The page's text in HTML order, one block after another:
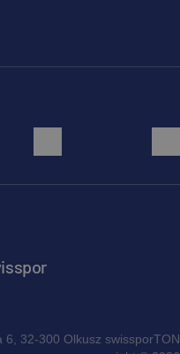
pinterest
32-300 Olkusz swissporTON